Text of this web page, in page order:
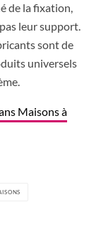
de la fixation,
leur support.
sont de
universels
Maisons à